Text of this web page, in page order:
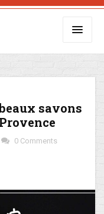
savons
0 Comments